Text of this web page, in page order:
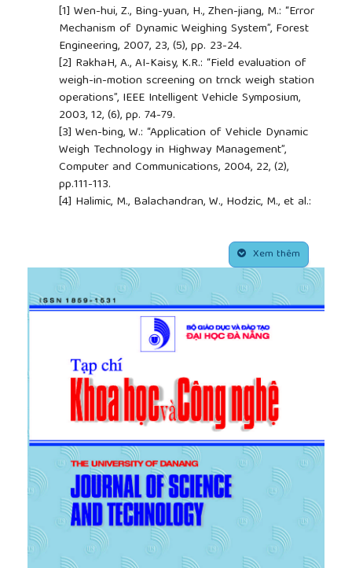
[1] Wen-hui, Z., Bing-yuan, H., Zhen-jiang, M.: “Error
Mechanism of Dynamic Weighing System”, Forest
Engineering, 2007, 23, (5), pp. 23-24.
[2] RakhaH, A., AI-Kaisy, K.R.: “Field evaluation of
weigh-in-motion screening on trnck weigh station
operations”, IEEE Intelligent Vehicle Symposium,
2003, 12, (6), pp. 74-79.
[3] Wen-bing, W.: “Application of Vehicle Dynamic
Weigh Technology in Highway Management”,
Computer and Communications, 2004, 22, (2),
pp.111-113.
[4] Halimic, M., Balachandran, W., Hodzic, M., et al.:
systems using linear quadratic Gaussian controller”,
Instrumentation and Measurement Technology
Conference IMTC 03, Proceedings of the 20th
IEEE, 2003, 20, (2), pp. 1537-1540.
[5]Halimic, M., Balachandran, W., Enab, Y.: “Fuzzy
logic estimator for dynamic weighing system”,
Proceedings of the Fifth IEEE International
Conference, 1996, 3, (1), pp. 2123-2129.
[6]Higino, J., Couto, C.: “Digital filtering in smart
load cells”, Industrial Electronics Control and
Instrumentation Proceedings of the IEEE IECON
21st International Conference, 1995, 21, (2), pp. 990-
994.
[7]Wu, Q., Pan, R., Luo, X., et al.: “A Signal
Processing Method for Dynamic Weighing System”,
SSA-LVQ Network ICEMI, The Ninth International
Conference on Electronic Measurement &
Instruments, 2009.
Bazydło, P., Szewczyk, R., Urbański, M.: “An
Xem thêm